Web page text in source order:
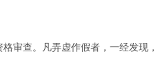
审查。凡弄虚作假者，一经发现，